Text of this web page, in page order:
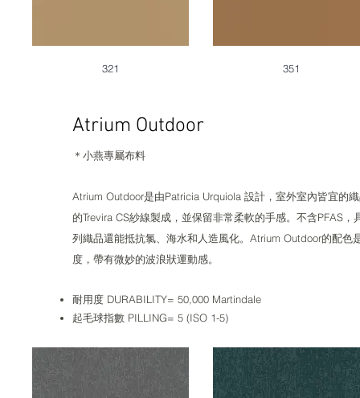
321 351
Atrium Outdoor
＊小燕專屬布料​​​​
Atrium Outdoor是由Patricia Urquiola 設計，室外室內皆宜的
的Trevira CS紗線製成，並保留非常柔軟的手感。不含PFAS
列織品還能抵抗氯、海水和人造風化。Atrium Outdoor的配
度，帶有微妙的波浪狀運動感。
耐用度 DURABILITY= 50,000 Martindale
起毛球指數 PILLING= 5 (ISO 1-5)